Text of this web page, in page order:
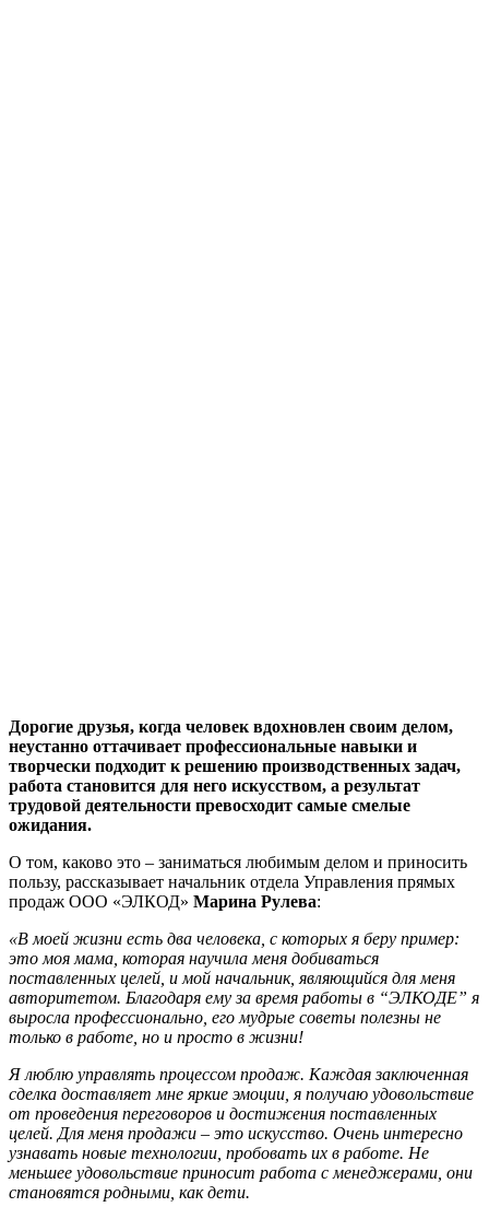
Дорогие друзья, когда человек вдохновлен своим делом,
неустанно оттачивает профессиональные навыки и
творчески подходит к решению производственных задач,
работа становится для него искусством, а результат
трудовой деятельности превосходит самые смелые
ожидания.
О том, каково это – заниматься любимым делом и приносить
пользу, рассказывает начальник отдела Управления прямых
продаж ООО «ЭЛКОД» Марина Рулева:
«В моей жизни есть два человека, с которых я беру пример:
это моя мама, которая научила меня добиваться
поставленных целей, и мой начальник, являющийся для меня
авторитетом. Благодаря ему за время работы в “ЭЛКОДЕ” я
выросла профессионально, его мудрые советы полезны не
только в работе, но и просто в жизни!
Я люблю управлять процессом продаж. Каждая заключенная
сделка доставляет мне яркие эмоции, я получаю удовольствие
от проведения переговоров и достижения поставленных
целей. Для меня продажи – это искусство. Очень интересно
узнавать новые технологии, пробовать их в работе. Не
меньшее удовольствие приносит работа с менеджерами, они
становятся родными, как дети.